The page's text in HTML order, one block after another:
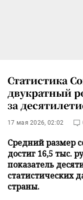
Статистика
двукратный
за
17 мая 2026, 02:02
Средний размер
достиг 16,5 тыс.
показатель
статистических
страны.